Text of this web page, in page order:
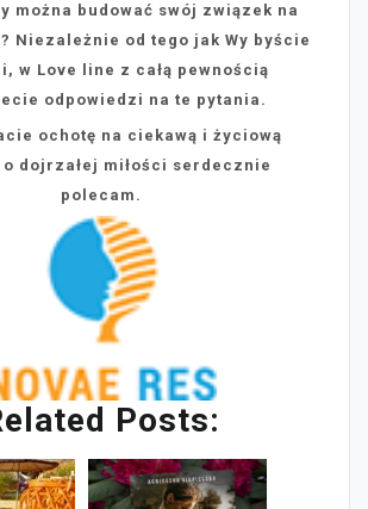
można budować swój związek na
Niezależnie od tego jak Wy byście
w Love line z całą pewnością
odpowiedzi na te pytania.
ochotę na ciekawą i życiową
dojrzałej miłości serdecznie
polecam.
Posts: